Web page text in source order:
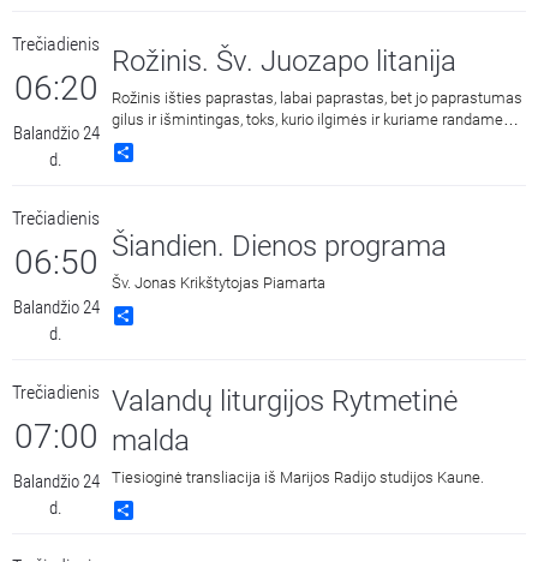
Trečiadienis
06:20
Balandžio 24
d.
Rožinis. Šv. Juozapo litanija
Rožinis išties paprastas, labai paprastas, bet jo paprastumas
gilus ir išmintingas, toks, kurio ilgimės ir kuriame randame
ramybę.
Trečiadienis
06:50
Balandžio 24
d.
Šiandien. Dienos programa
Šv. Jonas Krikštytojas Piamarta
Trečiadienis
07:00
Balandžio 24
d.
Valandų liturgijos Rytmetinė
malda
Tiesioginė transliacija iš Marijos Radijo studijos Kaune.